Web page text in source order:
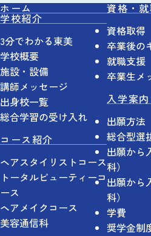
ホーム
学校紹介
3分でわかる東美
学校概要
施設・設備
講師メッセージ
出身校一覧
総合学習の受け入れ
コース紹介
ヘアスタイリストコース
トータルビューティーコ
ース
ヘアメイクコース
美容通信科
資格・
資格取得
卒業後の
就職支援
卒業生メ
入学案
出願方法
総合型選
出願から
科）
出願から
科）
学費
奨学金制